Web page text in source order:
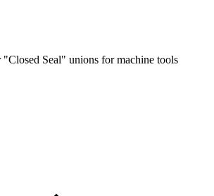
Seal" unions for machine tools